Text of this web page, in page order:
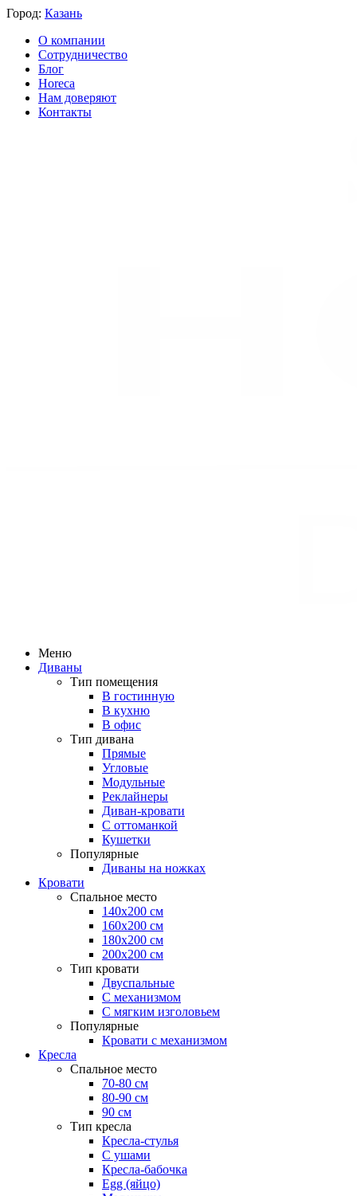
Город: Казань
О компании
Сотрудничество
Блог
Horeca
Нам доверяют
Контакты
Меню
Диваны
Тип помещения
В гостинную
В кухню
В офис
Тип дивана
Прямые
Угловые
Модульные
Реклайнеры
Диван-кровати
С оттоманкой
Кушетки
Популярные
Диваны на ножках
Кровати
Спальное место
140х200 см
160х200 см
180х200 см
200х200 см
Тип кровати
Двуспальные
С механизмом
С мягким изголовьем
Популярные
Кровати с механизмом
Кресла
Спальное место
70-80 см
80-90 см
90 см
Тип кресла
Кресла-стулья
С ушами
Кресла-бабочка
Egg (яйцо)